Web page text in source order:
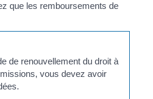
que les remboursements de
de renouvellement du droit à
vous devez avoir